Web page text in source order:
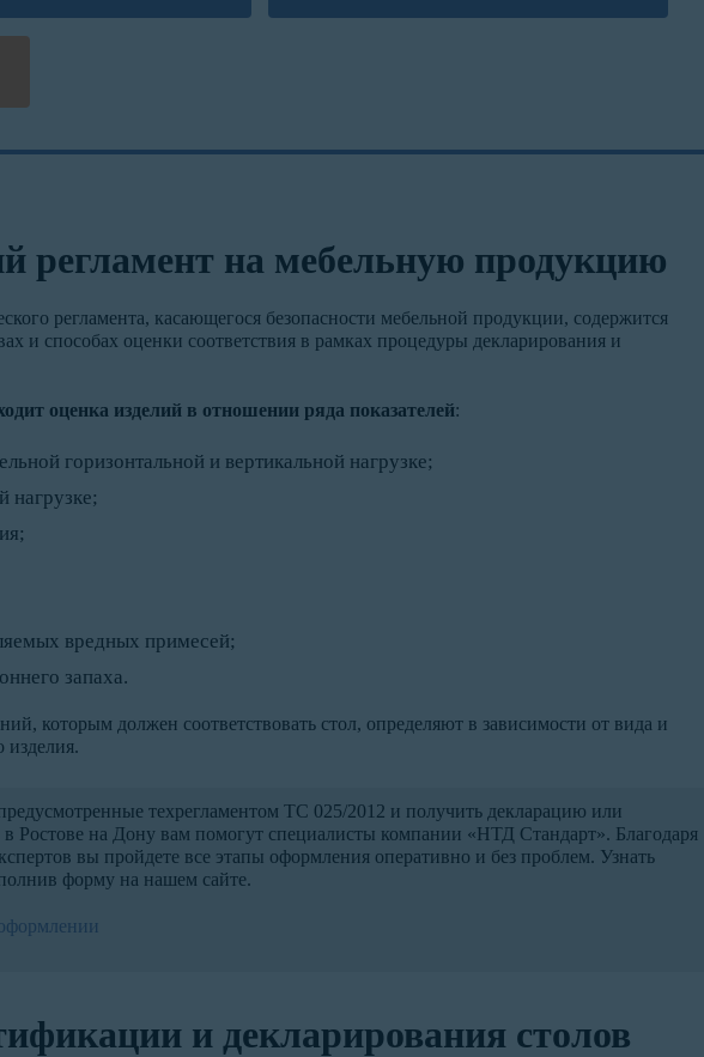
регламент на мебельную продукцию
регламента, касающегося безопасности мебельной продукции, содержится
и способах оценки соответствия в рамках процедуры декларирования и
оценка изделий в отношении ряда показателей:
горизонтальной и вертикальной нагрузке;
нагрузке;
вредных примесей;
запаха.
которым должен соответствовать стол, определяют в зависимости от вида и
изделия.
техрегламентом ТС 025/2012 и получить декларацию или
в Ростове на Дону вам помогут специалисты компании «НТД Стандарт». Благодаря
вы пройдете все этапы оформления оперативно и без проблем. Узнать
форму на нашем сайте.
и декларирования столов